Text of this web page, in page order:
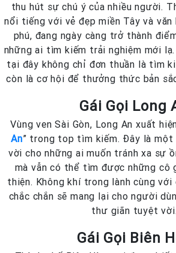
thu hút sự chú ý của nhiều người.
nổi tiếng với vẻ đẹp miền Tây và
phú, đang ngày càng trở thành
những ai tìm kiếm trải nghiệm mới
tại đây không chỉ đơn thuần là tìm
còn là cơ hội để thưởng thức bản
Gái Gọi Long
Vùng ven Sài Gòn, Long An xuất
An” trong top tìm kiếm. Đây là
vời cho những ai muốn tránh xa sự
mà vẫn có thể tìm được những cô
thiện. Không khí trong lành cùng với
chắc chắn sẽ mang lại cho người
thư giãn tuyệt vời.
Gái Gọi Biên